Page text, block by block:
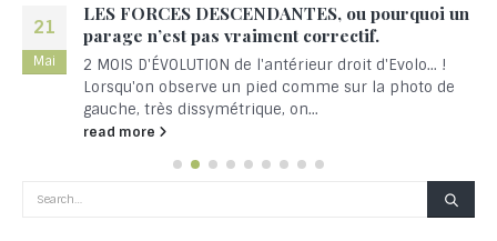
21
Mai
LES FORCES DESCENDANTES, ou pourquoi un
parage n’est pas vraiment correctif.
2 MOIS D'ÉVOLUTION de l'antérieur droit d'Evolo... !
Lorsqu'on observe un pied comme sur la photo de
gauche, très dissymétrique, on...
read more